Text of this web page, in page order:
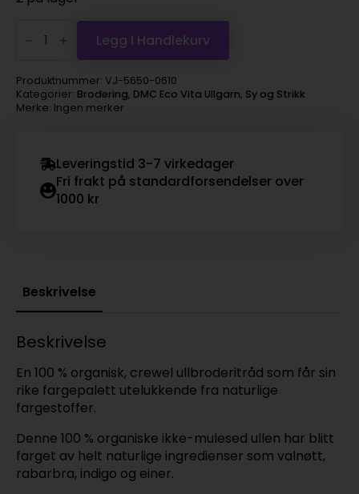
Ullbroderigarn
-
610
antall
Legg I Handlekurv
Produktnummer: VJ-5650-0610
Kategorier: Brodering, DMC Eco Vita Ullgarn, Sy og Strikk
Merke: Ingen merker
Leveringstid 3-7 virkedager
Fri frakt på standardforsendelser over
1000 kr
Beskrivelse
Beskrivelse
En 100 % organisk, crewel ullbroderitråd som får sin
rike fargepalett utelukkende fra naturlige
fargestoffer.
Denne 100 % organiske ikke-mulesed ullen har blitt
farget av helt naturlige ingredienser som valnøtt,
rabarbra, indigo og einer.